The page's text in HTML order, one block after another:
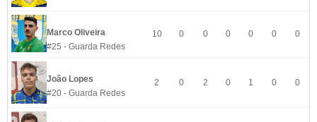
Marco Oliveira
#25 - Guarda Redes
10 0 0 0 0 0 0
João Lopes
#20 - Guarda Redes
2 0 2 0 1 0 0